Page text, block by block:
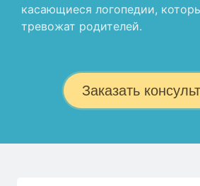
касающиеся логопедии,
тревожат родителей.
Заказать